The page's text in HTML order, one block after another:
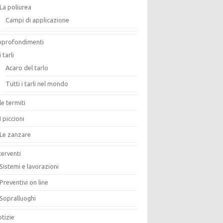
La poliurea
Campi di applicazione
i tarli
Acaro del tarlo
Tutti i tarli nel mondo
le termiti
I piccioni
Le zanzare
Sistemi e lavorazioni
Preventivi on line
Sopralluoghi